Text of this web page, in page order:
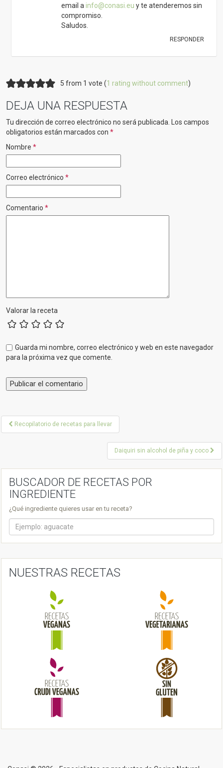
email a info@conasi.eu y te atenderemos sin
compromiso.
Saludos.
RESPONDER
5 from 1 vote (1 rating without comment)
DEJA UNA RESPUESTA
Tu dirección de correo electrónico no será publicada.
Los campos
obligatorios están marcados con *
Nombre *
Correo electrónico *
Comentario *
Valorar la receta
Guarda mi nombre, correo electrónico y web en este navegador
para la próxima vez que comente.
P
t
i
g
Recopilatorio de recetas para llevar
Daiquiri sin alcohol de piña y coco
BUSCADOR DE RECETAS POR
INGREDIENTE
¿Qué ingrediente quieres usar en tu receta?
NUESTRAS RECETAS